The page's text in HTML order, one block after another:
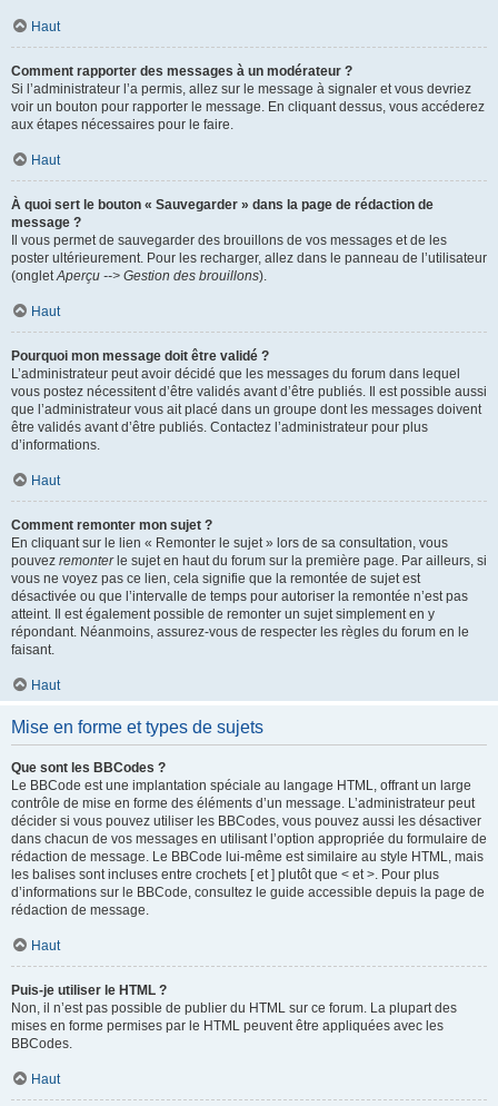
Haut
Comment rapporter des messages à un modérateur ?
Si l’administrateur l’a permis, allez sur le message à signaler et vous devriez
voir un bouton pour rapporter le message. En cliquant dessus, vous accéderez
aux étapes nécessaires pour le faire.
Haut
À quoi sert le bouton « Sauvegarder » dans la page de rédaction de
message ?
Il vous permet de sauvegarder des brouillons de vos messages et de les
poster ultérieurement. Pour les recharger, allez dans le panneau de l’utilisateur
(ongletAperçu --> Gestion des brouillons).
Haut
Pourquoi mon message doit être validé ?
L’administrateur peut avoir décidé que les messages du forum dans lequel
vous postez nécessitent d’être validés avant d’être publiés. Il est possible aussi
que l’administrateur vous ait placé dans un groupe dont les messages doivent
être validés avant d’être publiés. Contactez l’administrateur pour plus
d’informations.
Haut
Comment remonter mon sujet ?
En cliquant sur le lien « Remonter le sujet » lors de sa consultation, vous
pouvez remonterle sujet en haut du forum sur la première page. Par ailleurs, si
vous ne voyez pas ce lien, cela signifie que la remontée de sujet est
désactivée ou que l’intervalle de temps pour autoriser la remontée n’est pas
atteint. Il est également possible de remonter un sujet simplement en y
répondant. Néanmoins, assurez-vous de respecter les règles du forum en le
faisant.
Haut
Mise en forme et types de sujets
Que sont les BBCodes ?
Le BBCode est une implantation spéciale au langage HTML, offrant un large
contrôle de mise en forme des éléments d’un message. L’administrateur peut
décider si vous pouvez utiliser les BBCodes, vous pouvez aussi les désactiver
dans chacun de vos messages en utilisant l’option appropriée du formulaire de
rédaction de message. Le BBCode lui-même est similaire au style HTML, mais
les balises sont incluses entre crochets [ et ] plutôt que < et >. Pour plus
d’informations sur le BBCode, consultez le guide accessible depuis la page de
rédaction de message.
Haut
Puis-je utiliser le HTML ?
Non, il n’est pas possible de publier du HTML sur ce forum. La plupart des
mises en forme permises par le HTML peuvent être appliquées avec les
BBCodes.
Haut